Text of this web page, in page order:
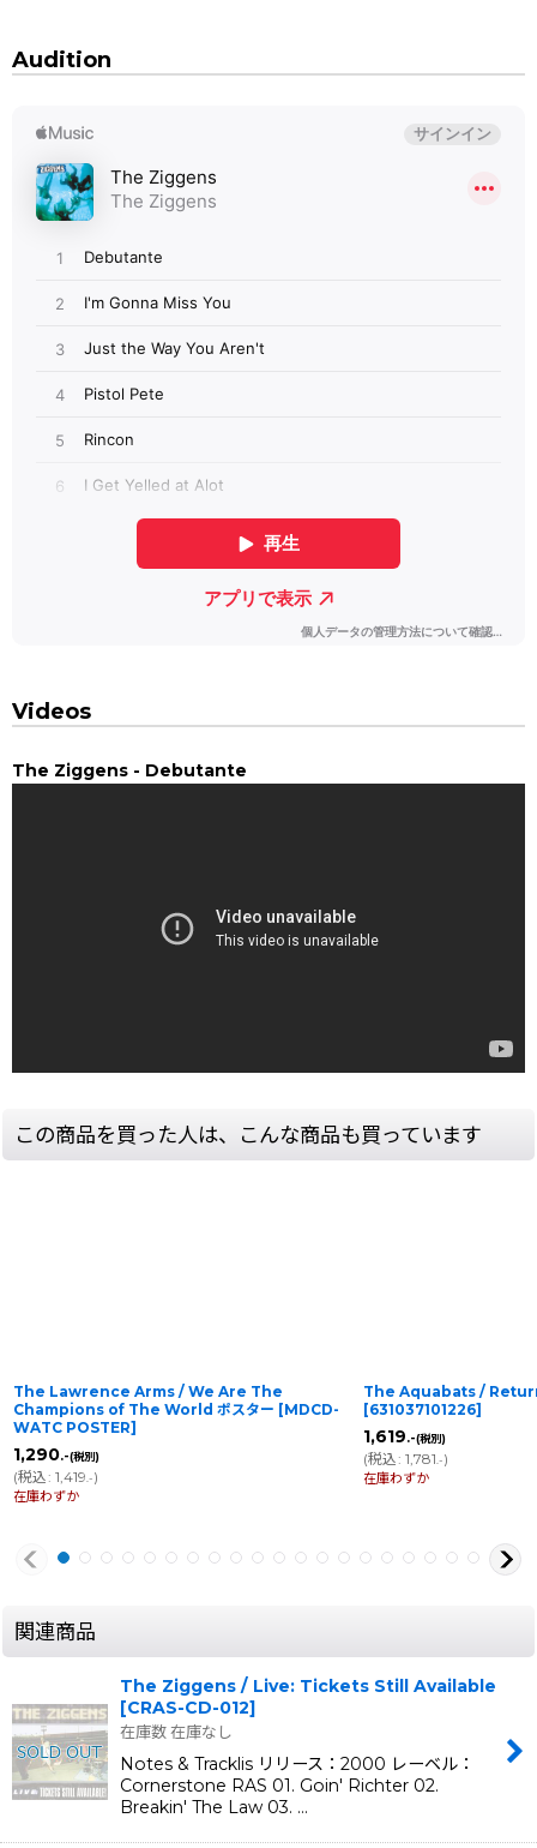
Audition
Videos
The Ziggens - Debutante
この商品を買った人は、こんな商品も買っています
The Lawrence Arms / We Are The
Champions of The World ポスター [MDCD-
WATC POSTER]
1,290.-(税別)
(税込: 1,419 .-)
在庫わずか
The Aquabats /
[631037101226]
1,619.-(税別)
(税込: 1,781 .-)
在庫わずか
関連商品
The Ziggens / Live: Tickets Still Available
[CRAS-CD-012]
在庫数 在庫なし
Notes & Tracklis リリース：2000 レーベル：
Cornerstone RAS 01. Goin' Richter 02.
Breakin' The Law 03. …